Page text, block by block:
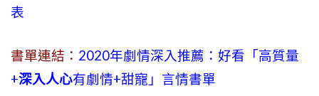
表
書單連結： 2020年劇情深入推薦：好看「高質量
+深入人心有劇情+甜寵」言情書單